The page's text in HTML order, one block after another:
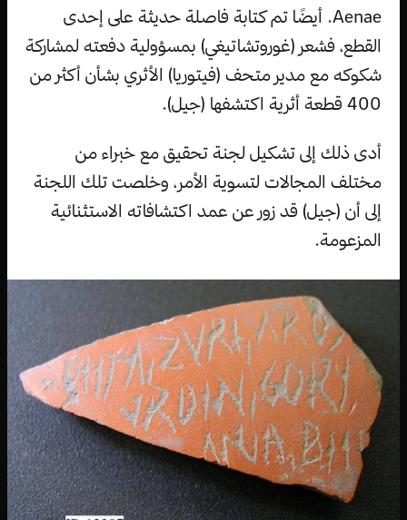
Aenae. أيضًا تم كتابة فاصلة حديثة على إحدى
القطع، فشعر (غوروتشاتيغي) بمسؤولية دفعته لمشاركة
شكوكه مع مدير متحف (فيتوريا) الأثري بشأن أكثر من
400 قطعة أثرية اكتشفها (جيل).
أدى ذلك إلى تشكيل لجنة تحقيق مع خبراء من
مختلف المجالات لتسوية الأمر، وخلصت تلك اللجنة
إلى أن (جيل) قد زور عن عمد اكتشافاته الاستثنائية
المزعومة.